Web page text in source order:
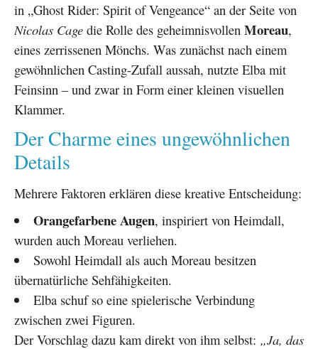
in „Ghost Rider: Spirit of Vengeance“ an der Seite von
Nicolas Cage die Rolle des geheimnisvollen Moreau,
eines zerrissenen Mönchs. Was zunächst nach einem
gewöhnlichen Casting-Zufall aussah, nutzte Elba mit
Feinsinn – und zwar in Form einer kleinen visuellen
Klammer.
Der Charme eines ungewöhnlichen
Details
Mehrere Faktoren erklären diese kreative Entscheidung:
Orangefarbene Augen, inspiriert von Heimdall,
wurden auch Moreau verliehen.
Sowohl Heimdall als auch Moreau besitzen
übernatürliche Sehfähigkeiten.
Elba schuf so eine spielerische Verbindung
zwischen zwei Figuren.
Der Vorschlag dazu kam direkt von ihm selbst: „Ja, das